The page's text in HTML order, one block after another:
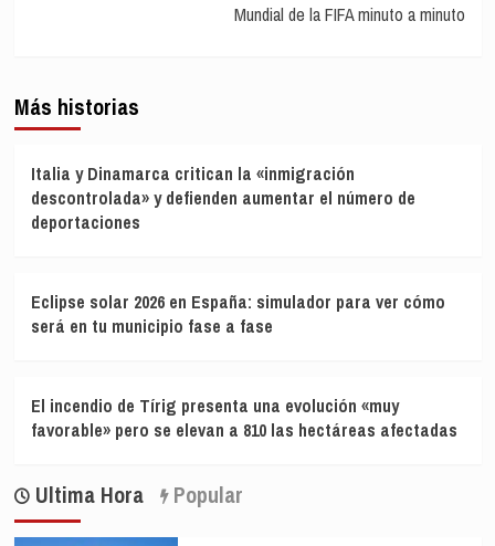
Mundial de la FIFA minuto a minuto
Más historias
Italia y Dinamarca critican la «inmigración
descontrolada» y defienden aumentar el número de
deportaciones
Eclipse solar 2026 en España: simulador para ver cómo
será en tu municipio fase a fase
El incendio de Tírig presenta una evolución «muy
favorable» pero se elevan a 810 las hectáreas afectadas
Ultima Hora Popular